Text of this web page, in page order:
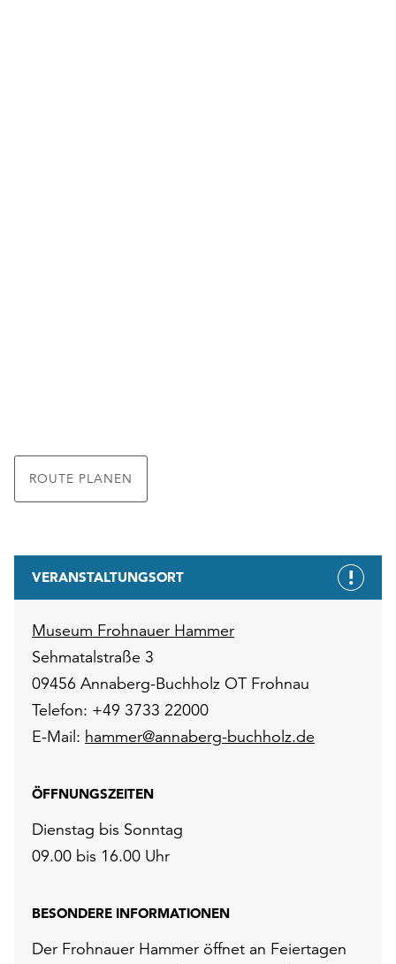
ROUTE PLANEN
VERANSTALTUNGSORT
Museum Frohnauer Hammer
Sehmatalstraße 3
09456 Annaberg-Buchholz OT Frohnau
Telefon: +49 3733 22000
E-Mail: hammer@annaberg-buchholz.de
ÖFFNUNGSZEITEN
Dienstag bis Sonntag
09.00 bis 16.00 Uhr
BESONDERE INFORMATIONEN
Der Frohnauer Hammer öffnet an Feiertagen